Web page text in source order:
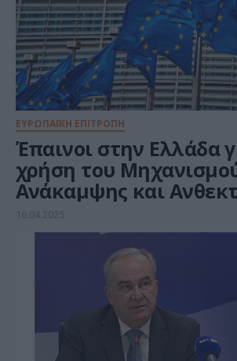
ΕΥΡΩΠΑΪΚΗ ΕΠΙΤΡΟΠΗ
Έπαινοι στην Ελλάδα
χρήση του
Ανάκαμψης και
16.04.2025